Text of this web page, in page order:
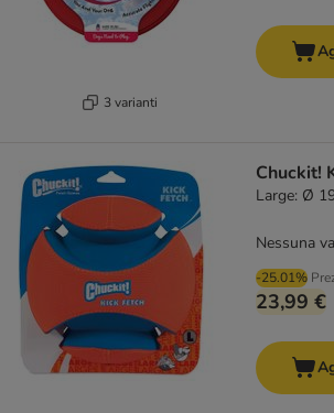
3 varianti
Chuckit!
Large: Ø
-25.01%
23,99 €
Nessuna